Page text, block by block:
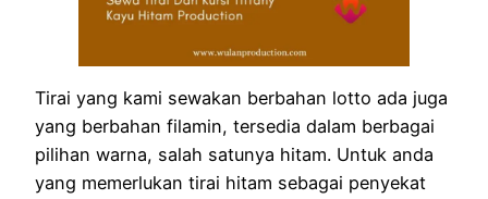
Tirai yang kami sewakan berbahan lotto ada juga
yang berbahan filamin, tersedia dalam berbagai
pilihan warna, salah satunya hitam. Untuk anda
yang memerlukan tirai hitam sebagai penyekat